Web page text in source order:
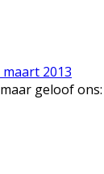
maart 2013
geloof